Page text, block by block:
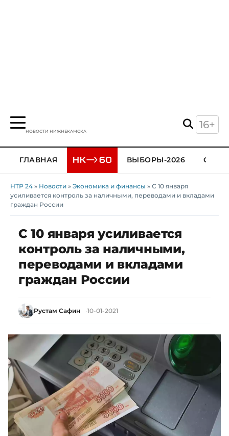
НОВОСТИ НИЖНЕКАМСКА
16+
ГЛАВНАЯ ВЫБОРЫ-2026
НТР 24 » Новости » Экономика и финансы » С 10 января
усиливается контроль за наличными, переводами и вкладами
граждан России
С 10 января усиливается
контроль за наличными,
переводами и вкладами
граждан России
Рустам Сафин 10-01-2021